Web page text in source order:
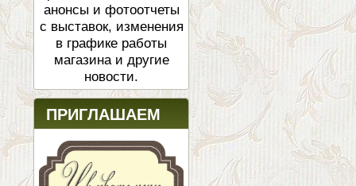
анонсы и фотоотчеты
с выставок, изменения
в графике работы
магазина и другие
новости.
ПРИГЛАШАЕМ